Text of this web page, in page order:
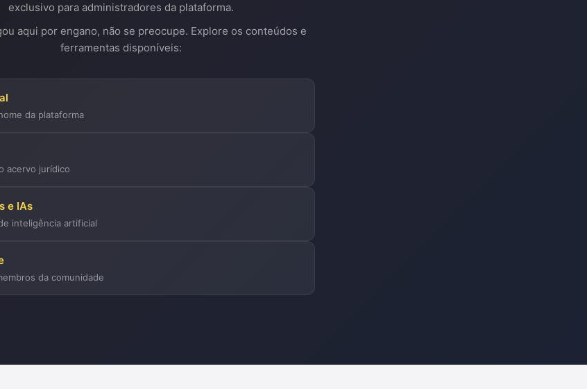
exclusivo para administradores da plataforma.
aqui por engano, não se preocupe. Explore os conteúdos e
ferramentas disponíveis:
da plataforma
acervo jurídico
e IAs
inteligência artificial
da comunidade